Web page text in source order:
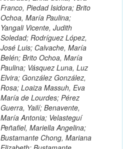
Franco, Piedad Isidora; Brito
Ochoa, María Paulina;
Yangali Vicente, Judith
Soledad; Rodríguez López,
José Luis; Calvache, María
Belén; Brito Ochoa, María
Paulina; Vásquez Luna, Luz
Elvira; González González,
Rosa; Loaiza Massuh, Eva
María de Lourdes; Pérez
Guerra, Yailí; Benavente,
María Antonia; Velasteguí
Peñafiel, Mariella Angelina;
Bustamante Chong, Mariana